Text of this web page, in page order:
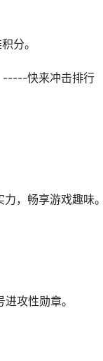
分。
-----快来冲击排行
力，畅享游戏趣味
攻性勋章。